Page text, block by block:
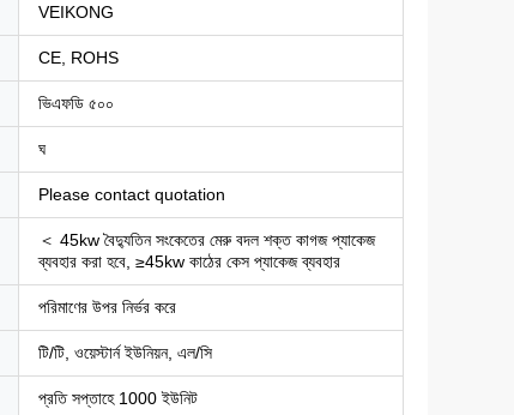
VEIKONG
CE, ROHS
ভিএফডি ৫০০
ঘ
Please contact quotation
＜ 45kw বৈদ্যুতিন সংকেতের মেরু বদল শক্ত কাগজ প্যাকেজ
ব্যবহার করা হবে, ≥45kw কাঠের কেস প্যাকেজ ব্যবহার
পরিমাণের উপর নির্ভর করে
টি/টি, ওয়েস্টার্ন ইউনিয়ন, এল/সি
প্রতি সপ্তাহে 1000 ইউনিট